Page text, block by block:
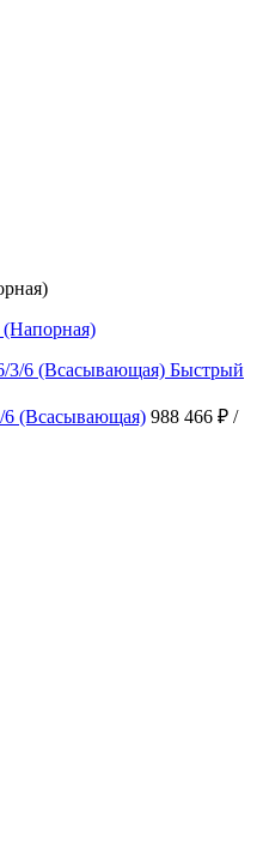
(Напорная)
Быстрый
6 (Всасывающая) 988 466 ₽ /